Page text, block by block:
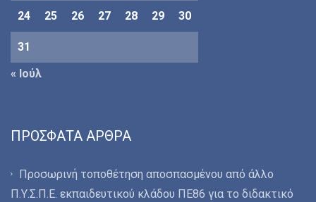
24 25 26 27 28 29 30
31
« Ιούλ
ΠΡΌΣΦΑΤΑ ΆΡΘΡΑ
Προσωρινή τοποθέτηση αποσπασμένου από άλλο
Π.Υ.Σ.Π.Ε. εκπαιδευτικού κλάδου ΠΕ86 για το διδακτικό